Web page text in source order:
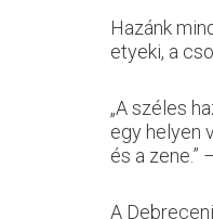
Hazánk
etyeki, a
„A széles
egy helyen
és a zene.”
A